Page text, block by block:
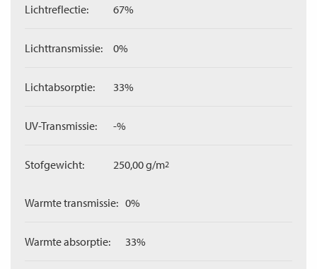
Lichtreflectie: 67%
Lichttransmissie: 0%
Lichtabsorptie: 33%
UV-Transmissie: -%
Stofgewicht: 250,00 g/m2
Warmte transmissie: 0%
Warmte absorptie: 33%